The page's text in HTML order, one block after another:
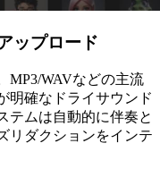
ップロード
MP3/WAVなどの主流
明確なドライサウンド
テムは自動的に伴奏と
リダクションをインテ